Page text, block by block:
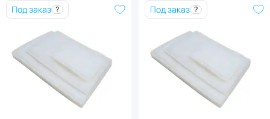
Под заказ ? Под заказ ?